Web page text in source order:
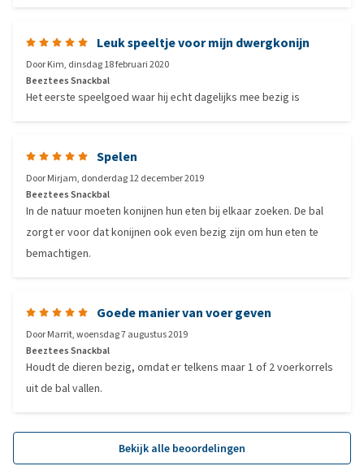
Leuk speeltje voor mijn dwergkonijn
DoorKim, dinsdag 18 februari 2020
Beeztees Snackbal
Het eerste speelgoed waar hij echt dagelijks mee bezig is
Spelen
DoorMirjam, donderdag 12 december 2019
Beeztees Snackbal
In de natuur moeten konijnen hun eten bij elkaar zoeken. De bal
zorgt er voor dat konijnen ook even bezig zijn om hun eten te
bemachtigen.
Goede manier van voer geven
DoorMarrit,woensdag 7 augustus 2019
Beeztees Snackbal
Houdt de dieren bezig, omdat er telkens maar 1 of 2 voerkorrels
uit de bal vallen.
Bekijk alle beoordelingen